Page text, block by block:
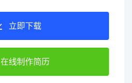
立即下载
在线制作简历